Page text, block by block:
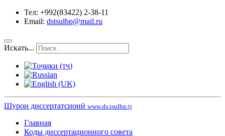
Тел: +992(83422) 2-38-11
Email: dstsulbp@mail.ru
Искать...
Шурои диссертатсионӣ www.ds.tsulbp.tj
Главная
Коды диссертационного совета